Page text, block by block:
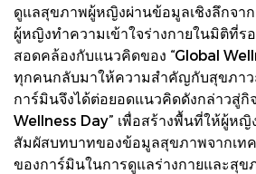
ดูแลสุขภาพผู้หญิงผ่านข้อมูลเชิงลึกจา
ผู้หญิงทำความเข้าใจร่างกายในมิติที่
สอดคล้องกับแนวคิดของ “Global
ทุกคนกลับมาให้ความสำคัญกับสุขภาว
การ์มินจึงได้ต่อยอดแนวคิดดังกล่าวสู่กิ
Wellness Day” เพื่อสร้างพื้นที่ให้ผู้หญิ
สัมผัสบทบาทของข้อมูลสุขภาพจากเท
ของการ์มินในการดูแลร่างกายและสุข